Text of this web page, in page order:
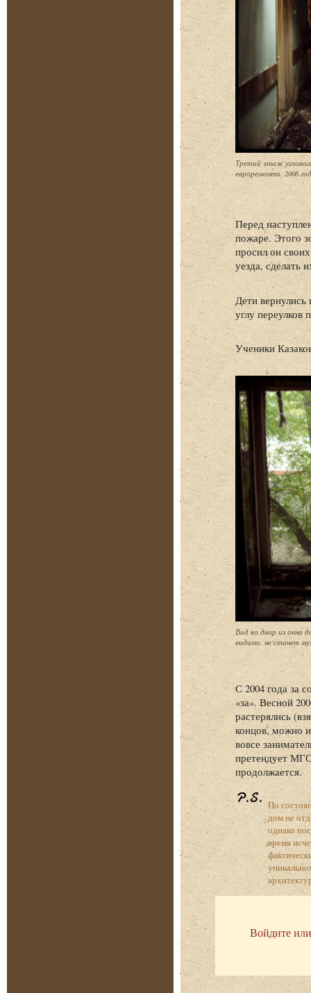
Третий этаж
евроремонта. 2006
Перед
пожаре. Этого
просил он
уезда, сделать
Дети
углу
Ученики
Вид во двор из окна
видимо, не станет
С 2004 года за
«за». Весной
растерялись
концов, можно
вовсе
претендует
продолжается.
P.S. По
дом не
однако
время
Войдите